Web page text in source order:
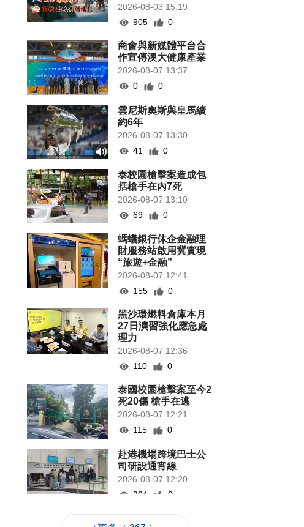
2026-08-03 15:19
905
0
商會與新媒體平台合
作宣傳澳大健康產業
2026-08-07 13:37
0
0
雲尼斯奧斯與皇馬續
約6年
2026-08-07 13:30
41
0
泰校園槍擊案造成包
括槍手在內7死
2026-08-07 13:10
69
0
螞蟻銀行休企金融理
財服務站啟用冀實現
“旅遊+金融”
2026-08-07 12:41
155
0
黑沙環燃料倉庫本月
27日演習強化應急處
理力
2026-08-07 12:36
110
0
泰國校園槍擊案至今2
死20傷 槍手在逃
2026-08-07 12:21
115
0
赴港機場跨境巴士公
司研設通宵線
2026-08-07 12:20
204
0